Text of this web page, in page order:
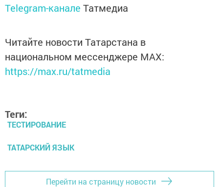
Telegram-канале Татмедиа
Читайте новости Татарстана в
национальном мессенджере MАХ:
https://max.ru/tatmedia
Теги:
ТЕСТИРОВАНИЕ
ТАТАРСКИЙ ЯЗЫК
Перейти на страницу новости